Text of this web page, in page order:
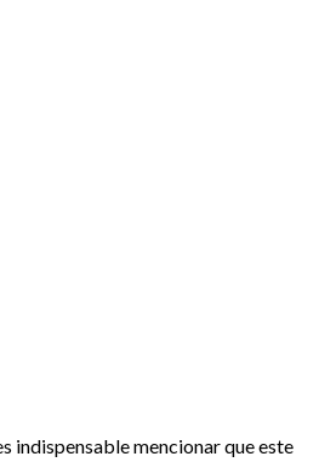
indispensable mencionar que este